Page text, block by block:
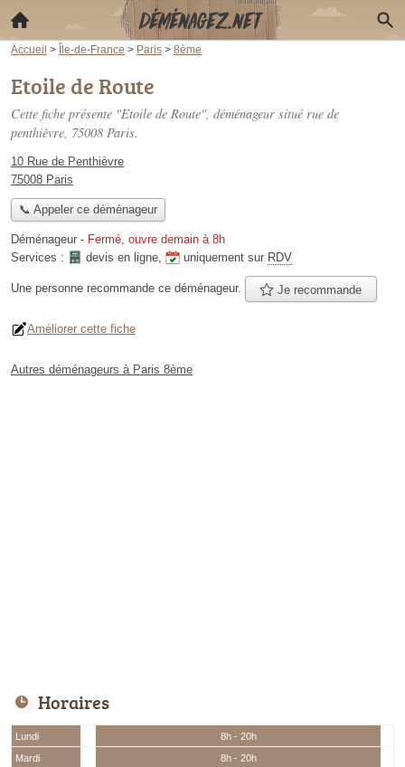
Accueil > Île-de-France > Paris > 8ème
Etoile de Route
Cette fiche présente "Etoile de Route", déménageur situé rue de
penthièvre, 75008 Paris.
10 Rue de Penthièvre
75008 Paris
📞 Appeler ce déménageur
Déménageur - Fermé, ouvre demain à 8h
Services :
devis en ligne, uniquement sur RDV
Une personne recommande ce déménageur. Je recommande
Améliorer cette fiche
Autres déménageurs à Paris 8ème
Horaires
Lundi
8h - 20h
Mardi
8h - 20h